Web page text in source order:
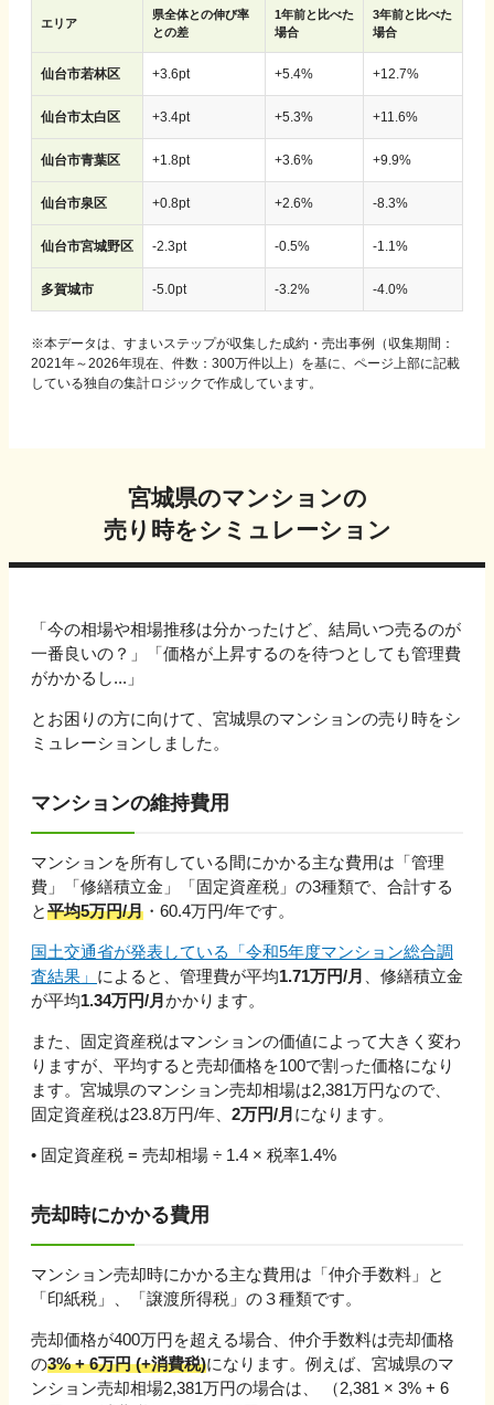
エリア
県全体との伸び率
との差
1年前と比べた
場合
3年前と比べた
場合
仙台市若林区 +3.6pt +5.4% +12.7%
仙台市太白区 +3.4pt +5.3% +11.6%
仙台市青葉区 +1.8pt +3.6% +9.9%
仙台市泉区 +0.8pt +2.6% -8.3%
仙台市宮城野区 -2.3pt -0.5% -1.1%
多賀城市 -5.0pt -3.2% -4.0%
※本データは、すまいステップが収集した成約・売出事例（収集期間：
2021年～2026年現在、件数：300万件以上）を基に、ページ上部に記載
している独自の集計ロジックで作成しています。
宮城県のマンションの
売り時をシミュレーション
「今の相場や相場推移は分かったけど、結局いつ売るのが
一番良いの？」「価格が上昇するのを待つとしても管理費
がかかるし...」
とお困りの方に向けて、 宮城県のマンションの売り時をシ
ミュレーションしました。
マンションの維持費用
マンションを所有している間にかかる主な費用は「管理
費」「修繕積立金」「固定資産税」の3種類で、合計する
と平均5万円/月 ・ 60.4万円/年です。
国土交通省が発表している「令和5年度マンション総合調
査結果」 によると、管理費が平均1.71万円/月 、修繕積立金
が平均1.34万円/月 かかります。
また、固定資産税はマンションの価値によって大きく変わ
りますが、平均すると売却価格を100で割った価格になり
ます。 宮城県のマンション売却相場は2,381万円なので、
固定資産税は23.8万円/年、 2万円/月 になります。
• 固定資産税 = 売却相場 ÷ 1.4 × 税率1.4%
売却時にかかる費用
マンション売却時にかかる主な費用は「仲介手数料」と
「印紙税」、「譲渡所得税」の３種類です。
売却価格が400万円を超える場合、仲介手数料は売却価格
の3% + 6万円 (+消費税)になります。例えば、 宮城県のマ
ンション売却相場2,381万円の場合は、 （2,381 × 3% + 6